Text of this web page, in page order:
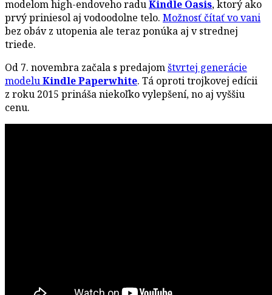
modelom high-endoveho raduKindle Oasis, ktorý ako
prvý priniesol aj vodoodolne telo. Možnosť čítať vo vani
bez obáv z utopenia ale teraz ponúka aj v strednej
triede.
Od 7. novembra začala s predajomštvrtej generácie
modeluKindle Paperwhite. Tá oproti trojkovej edícii
z roku 2015 prináša niekoľko vylepšení, no aj vyššiu
cenu.